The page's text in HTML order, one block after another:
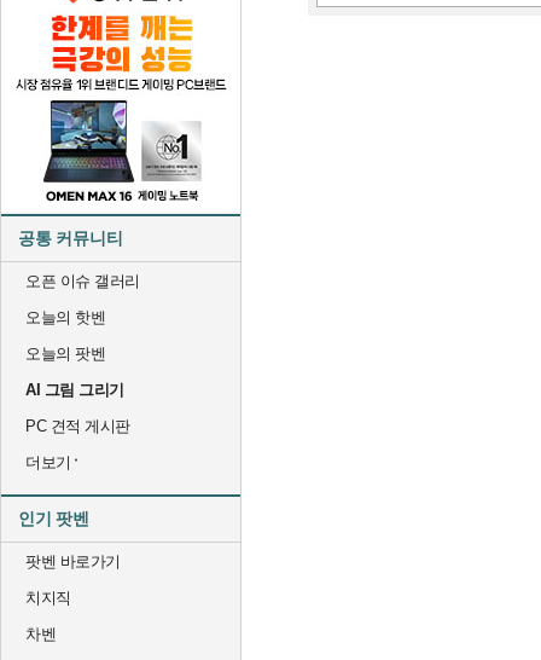
공통 커뮤니티
오픈 이슈 갤러리
오늘의 핫벤
오늘의 팟벤
AI 그림 그리기
PC 견적 게시판
더보기
인기 팟벤
팟벤 바로가기
치지직
차벤